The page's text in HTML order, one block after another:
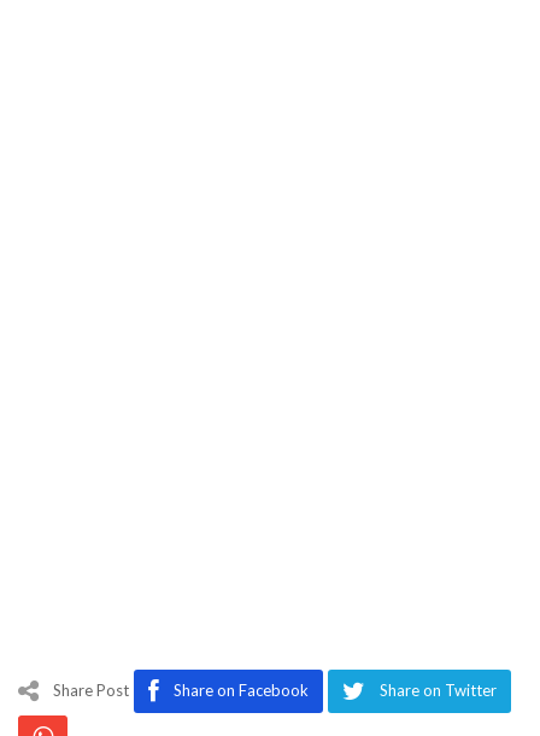
Share Post Share on Facebook Share on Twitter